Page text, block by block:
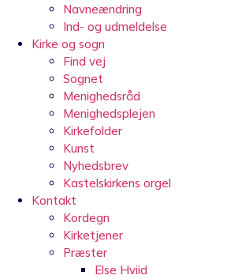
Navneændring
Ind- og udmeldelse
Kirke og sogn
Find vej
Sognet
Menighedsråd
Menighedsplejen
Kirkefolder
Kunst
Nyhedsbrev
Kastelskirkens orgel
Kontakt
Kordegn
Kirketjener
Præster
Else Hviid